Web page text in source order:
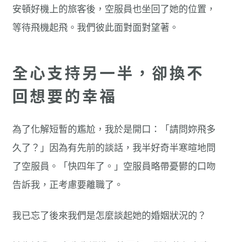
安頓好機上的旅客後，空服員也坐回了她的位置，
等待飛機起飛。我們彼此面對面對望著。
全心支持另一半，卻換不
回想要的幸福
為了化解短暫的尷尬，我於是開口：「請問妳飛多
久了？」因為有先前的談話，我半好奇半寒暄地問
了空服員。「快四年了。」空服員略帶憂鬰的口吻
告訴我，正考慮要離職了。
我已忘了後來我們是怎麼談起她的婚姻狀況的？